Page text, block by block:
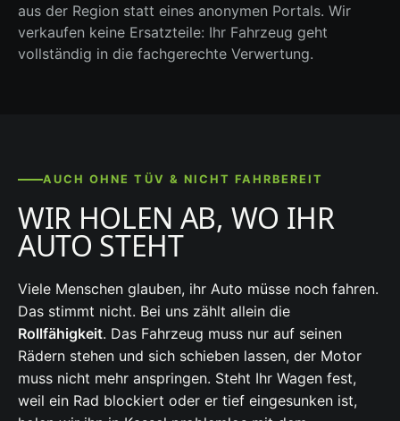
aus der Region statt eines anonymen Portals. Wir
verkaufen keine Ersatzteile: Ihr Fahrzeug geht
vollständig in die fachgerechte Verwertung.
AUCH OHNE TÜV & NICHT FAHRBEREIT
WIR HOLEN AB, WO IHR
AUTO STEHT
Viele Menschen glauben, ihr Auto müsse noch fahren.
Das stimmt nicht. Bei uns zählt allein die
Rollfähigkeit. Das Fahrzeug muss nur auf seinen
Rädern stehen und sich schieben lassen, der Motor
muss nicht mehr anspringen. Steht Ihr Wagen fest,
weil ein Rad blockiert oder er tief eingesunken ist,